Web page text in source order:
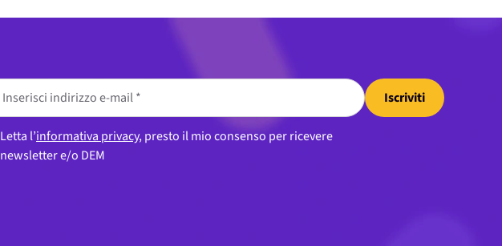
Iscriviti
Letta l’informativa privacy, presto il mio consenso per ricevere
newsletter e/o DEM